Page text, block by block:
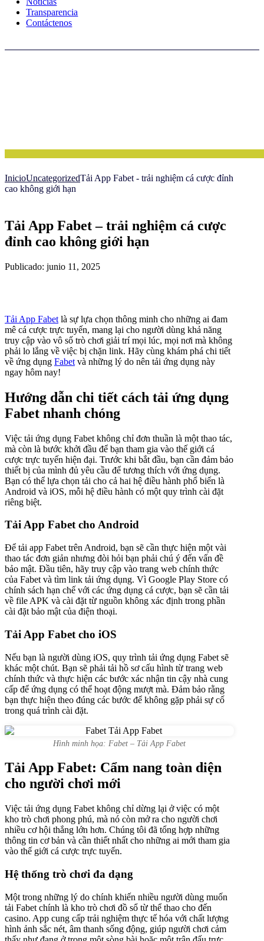
Transparencia
Contáctenos
InicioUncategorizedTải App Fabet - trải nghiệm cá cược đỉnh
cao không giới hạn
Tải App Fabet – trải nghiệm cá cược
đỉnh cao không giới hạn
Publicado: junio 11, 2025
Tải App Fabet là sự lựa chọn thông minh cho những ai đam
mê cá cược trực tuyến, mang lại cho người dùng khả năng
truy cập vào vô số trò chơi giải trí mọi lúc, mọi nơi mà không
phải lo lắng về việc bị chặn link. Hãy cùng khám phá chi tiết
về ứng dụng Fabet và những lý do nên tải ứng dụng này
ngay hôm nay!
Hướng dẫn chi tiết cách tải ứng dụng
Fabet nhanh chóng
Việc tải ứng dụng Fabet không chỉ đơn thuần là một thao tác,
mà còn là bước khởi đầu để bạn tham gia vào thế giới cá
cược trực tuyến hiện đại. Trước khi bắt đầu, bạn cần đảm bảo
thiết bị của mình đủ yêu cầu để tương thích với ứng dụng.
Bạn có thể lựa chọn tải cho cả hai hệ điều hành phổ biến là
Android và iOS, mỗi hệ điều hành có một quy trình cài đặt
riêng biệt.
Tải App Fabet cho Android
Để tải app Fabet trên Android, bạn sẽ cần thực hiện một vài
thao tác đơn giản nhưng đòi hỏi bạn phải chú ý đến vấn đề
bảo mật. Đầu tiên, hãy truy cập vào trang web chính thức
của Fabet và tìm link tải ứng dụng. Vì Google Play Store có
chính sách hạn chế với các ứng dụng cá cược, bạn sẽ cần tải
về file APK và cài đặt từ nguồn không xác định trong phần
cài đặt bảo mật của điện thoại.
Tải App Fabet cho iOS
Nếu bạn là người dùng iOS, quy trình tải ứng dụng Fabet sẽ
khác một chút. Bạn sẽ phải tải hồ sơ cấu hình từ trang web
chính thức và thực hiện các bước xác nhận tin cậy nhà cung
cấp để ứng dụng có thể hoạt động mượt mà. Đảm bảo rằng
bạn thực hiện theo đúng các bước để không gặp phải sự cố
trong quá trình cài đặt.
Hình minh họa: Fabet – Tải App Fabet
Tải App Fabet: Cẩm nang toàn diện
cho người chơi mới
Việc tải ứng dụng Fabet không chỉ dừng lại ở việc có một
kho trò chơi phong phú, mà nó còn mở ra cho người chơi
nhiều cơ hội thắng lớn hơn. Chúng tôi đã tổng hợp những
thông tin cơ bản và cần thiết nhất cho những ai mới tham gia
vào thế giới cá cược trực tuyến.
Hệ thống trò chơi đa dạng
Một trong những lý do chính khiến nhiều người dùng muốn
tải Fabet chính là kho trò chơi đồ sổ từ thể thao cho đến
casino. App cung cấp trải nghiệm thực tế hóa với chất lượng
hình ảnh sắc nét, âm thanh sống động, giúp người chơi cảm